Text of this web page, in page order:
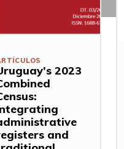
2023
and